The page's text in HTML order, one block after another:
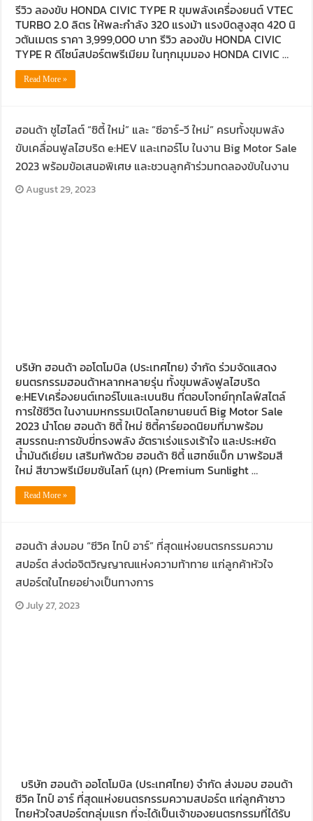
รีวิว ลองขับ HONDA CIVIC TYPE R ขุมพลังเครื่องยนต์ VTEC
TURBO 2.0 ลิตร ให้พละกำลัง 320 แรงม้า แรงบิดสูงสุด 420 นิ
วตันเมตร ราคา 3,999,000 บาท รีวิว ลองขับ HONDA CIVIC
TYPE R ดีไซน์สปอร์ตพรีเมียม ในทุกมุมมอง HONDA CIVIC …
Read More »
ฮอนด้า ชูไฮไลต์ “ซิตี้ ใหม่” และ “ซีอาร์-วี ใหม่” ครบทั้งขุมพลัง
ขับเคลื่อนฟูลไฮบริด e:HEV และเทอร์โบ ในงาน Big Motor Sale
2023 พร้อมข้อเสนอพิเศษ และชวนลูกค้าร่วมทดลองขับในงาน
August 29, 2023
บริษัท ฮอนด้า ออโตโมบิล (ประเทศไทย) จำกัด ร่วมจัดแสดง
ยนตรกรรมฮอนด้าหลากหลายรุ่น ทั้งขุมพลังฟูลไฮบริด
e:HEVเครื่องยนต์เทอร์โบและเบนซิน ที่ตอบโจทย์ทุกไลฟ์สไตล์
การใช้ชีวิต ในงานมหกรรมเปิดโลกยานยนต์ Big Motor Sale
2023 นำโดย ฮอนด้า ซิตี้ ใหม่ ซิตี้คาร์ยอดนิยมที่มาพร้อม
สมรรถนะการขับขี่ทรงพลัง อัตราเร่งแรงเร้าใจ และประหยัด
น้ำมันดีเยี่ยม เสริมทัพด้วย ฮอนด้า ซิตี้ แฮทช์แบ็ก มาพร้อมสี
ใหม่ สีขาวพรีเมียมซันไลท์ (มุก) (Premium Sunlight …
Read More »
ฮอนด้า ส่งมอบ “ซีวิค ไทป์ อาร์” ที่สุดแห่งยนตรกรรมความ
สปอร์ต ส่งต่อจิตวิญญาณแห่งความท้าทาย แก่ลูกค้าหัวใจ
สปอร์ตในไทยอย่างเป็นทางการ
July 27, 2023
บริษัท ฮอนด้า ออโตโมบิล (ประเทศไทย) จำกัด ส่งมอบ ฮอนด้า
ซีวิค ไทป์ อาร์ ที่สุดแห่งยนตรกรรมความสปอร์ต แก่ลูกค้าชาว
ไทยหัวใจสปอร์ตกลุ่มแรก ที่จะได้เป็นเจ้าของยนตรกรรมที่ได้รับ